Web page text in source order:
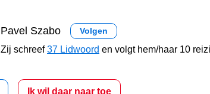
Pavel Szabo Volgen
Zij schreef37 Lidwoord en volgt hem/haar 10
Ik wil daar naar toe